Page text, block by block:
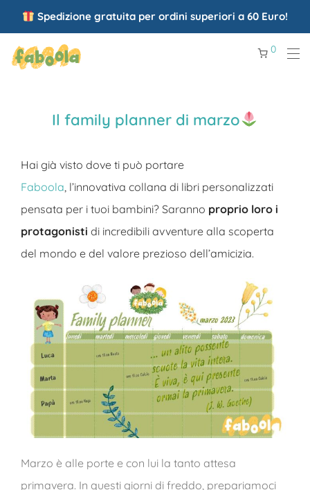
Spedizione gratuita per ordini superiori a 60 Euro!
0
Il family planner di marzo
Hai già visto dove ti può portare
Faboola, l’innovativa collana di libri personalizzati
pensata per i tuoi bambini? Saranno proprio loro i
protagonisti di incredibili avventure alla scoperta
del mondo e del valore prezioso dell’amicizia.
Marzo è alle porte e con lui la tanto attesa
primavera. In questi giorni di freddo, prepariamoci